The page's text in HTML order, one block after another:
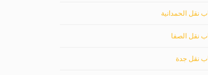
نقل الحمدانية
نقل الصفا
نقل جدة